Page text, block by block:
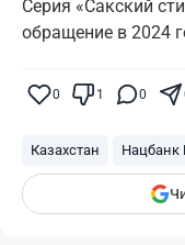
Серия «Сакский
обращение в 2024
0 1 0
Казахстан Нацбанк